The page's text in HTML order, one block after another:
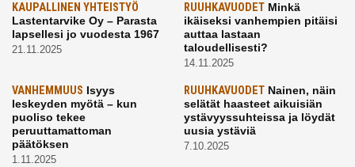
KAUPALLINEN YHTEISTYÖ
Lastentarvike Oy – Parasta
lapsellesi jo vuodesta 1967
21.11.2025
RUUHKAVUODETMinkä
ikäiseksi vanhempien pitäisi
auttaa lastaan
taloudellisesti?
14.11.2025
VANHEMMUUS Isyys
leskeyden myötä – kun
puoliso tekee
peruuttamattoman
päätöksen
1.11.2025
RUUHKAVUODETNainen, näin
selätät haasteet aikuisiän
ystävyyssuhteissa ja löydät
uusia ystäviä
7.10.2025